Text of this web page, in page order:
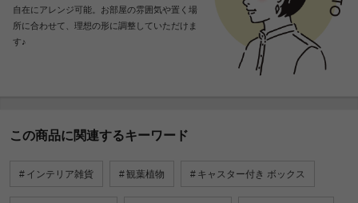
自在にアレンジ可能。お部屋の雰囲気や置く場
所に合わせて、理想の形に調整していただけま
す♪
この商品に関連するキーワード
インテリア雑貨 観葉植物 キャスター付き ボックス